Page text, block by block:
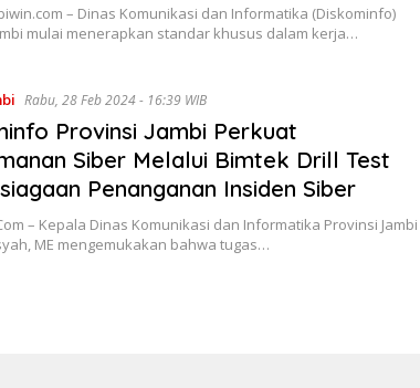
– Dinas Komunikasi dan Informatika (Diskominfo)
mulai menerapkan standar khusus dalam kerja…
Rabu, 28 Feb 2024 - 16:39 WIB
Provinsi Jambi Perkuat
Siber Melalui Bimtek Drill Test
Penanganan Insiden Siber
– Kepala Dinas Komunikasi dan Informatika Provinsi Jambi
ME mengemukakan bahwa tugas…